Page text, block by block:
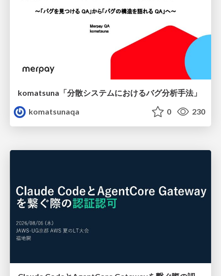
komatsuna「分散システムにおけるバグ分析手法」
komatsunaqa
0 230